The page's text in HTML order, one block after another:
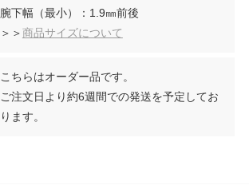
腕下幅（最小）：1.9㎜前後
＞＞商品サイズについて
こちらはオーダー品です。
ご注文日より約6週間での発送を予定してお
ります。